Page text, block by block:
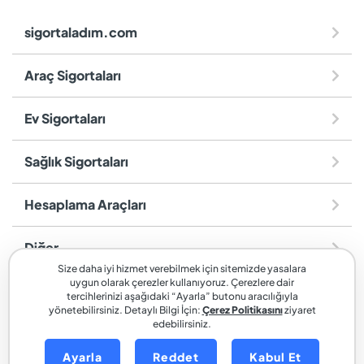
sigortaladım.com
Araç Sigortaları
Ev Sigortaları
Sağlık Sigortaları
Hesaplama Araçları
Diğer
sigortaladım.com, SİGORTALADIM SİGORTA VE REASÜRANS
BROKERLİĞİ A.Ş. markasıdır.
Size daha iyi hizmet verebilmek için sitemizde yasalara
uygun olarak çerezler kullanıyoruz. Çerezlere dair
tercihlerinizi aşağıdaki “Ayarla” butonu aracılığıyla
yönetebilirsiniz. Detaylı Bilgi İçin: Çerez Politikasınıziyaret
edebilirsiniz.
Ayarla Reddet Kabul Et